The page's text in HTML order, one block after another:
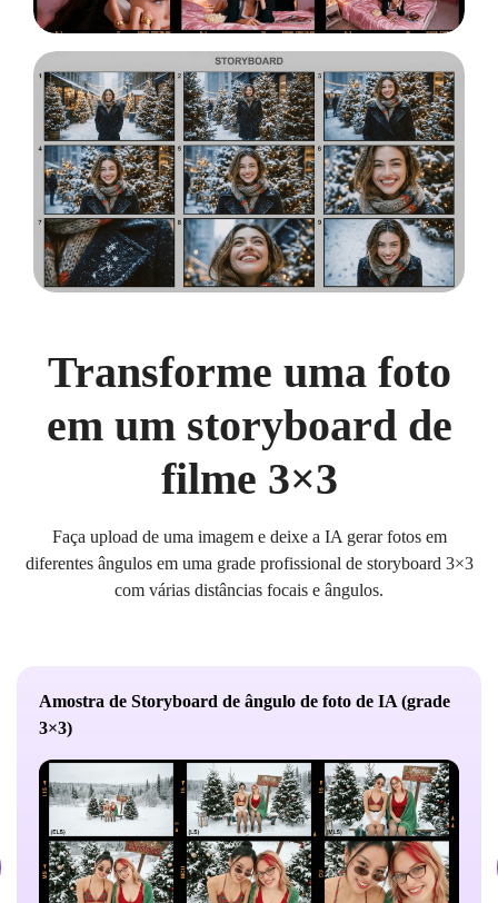
Transforme uma foto
em um storyboard de
filme 3×3
Faça upload de uma imagem e deixe a IA gerar fotos em
diferentes ângulos em uma grade profissional de storyboard 3×3
com várias distâncias focais e ângulos.
Amostra de Storyboard de ângulo de foto de IA (grade
3×3)